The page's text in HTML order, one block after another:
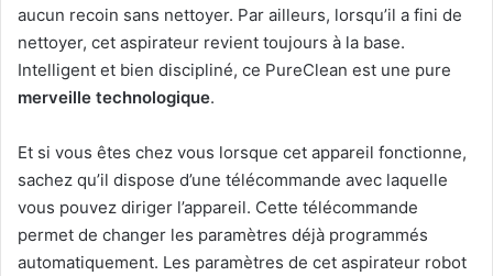
aucun recoin sans nettoyer. Par ailleurs, lorsqu’il a fini de
nettoyer, cet aspirateur revient toujours à la base.
Intelligent et bien discipliné, ce PureClean est une pure
merveille technologique.
Et si vous êtes chez vous lorsque cet appareil fonctionne,
sachez qu’il dispose d’une télécommande avec laquelle
vous pouvez diriger l’appareil. Cette télécommande
permet de changer les paramètres déjà programmés
automatiquement. Les paramètres de cet aspirateur robot